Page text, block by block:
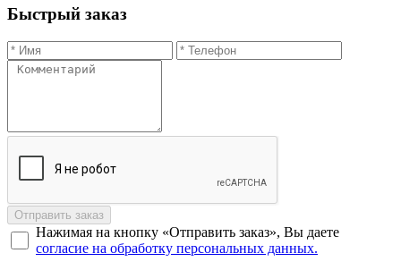
Быстрый заказ
Отправить заказ
Нажимая на кнопку «Отправить заказ», Вы даете
согласие на обработку персональных данных.